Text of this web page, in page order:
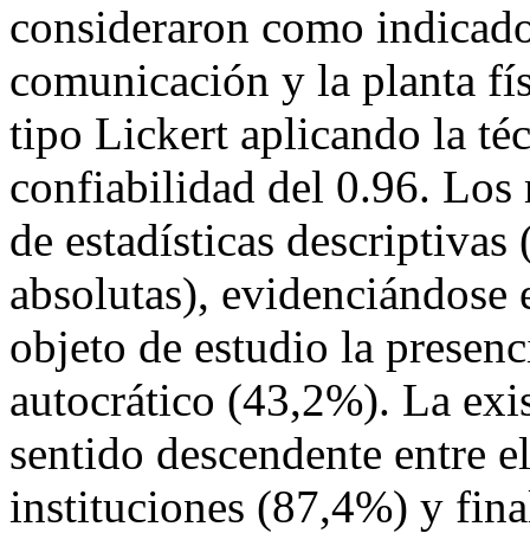
consideraron como
comunicación y la planta
tipo Lickert aplicando la
confiabilidad del 0.96. Los
de estadísticas
absolutas),
objeto de estudio la
autocrático (43,2%). La
sentido descendente entre
instituciones (87,4%) y